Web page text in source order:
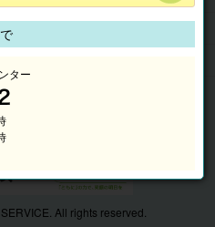
All rights reserved.
ター